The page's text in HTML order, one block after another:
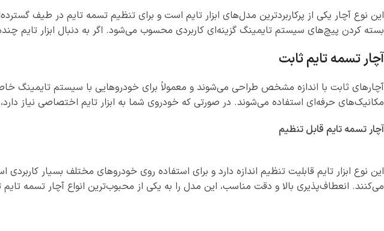
این نوع آچار یکی از پرکاربردترین مدل‌های ابزار تایم است و برای تنظیم تسمه تایم در طیف
بسته کردن پیچ‌های سیستم تایمینگ گزینه‌ای کاربردی محسوب می‌شود. اگر به دنبال ابزار تایم
آچار تسمه تایم ثابت
آچارهای ثابت با اندازه مشخص طراحی می‌شوند و معمولاً برای خودروهایی با سیستم تایمینگ
مکانیک‌های حرفه‌ای استفاده می‌شوند. در صورتی که خودروی شما به ابزار تایم اختصاصی نیاز
آچار تسمه تایم قابل تنظیم
این نوع ابزار تایم قابلیت تنظیم اندازه دارد و برای استفاده روی خودروهای مختلف بسیار
می‌کنند. انعطاف‌پذیری بالا و دقت مناسب، این مدل را به یکی از محبوب‌ترین انواع آچار تسمه